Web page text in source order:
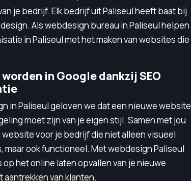
je bedrijf. Elk bedrijf uit Paliseul heeft baat bij
Als webdesign bureau in Paliseul helpen
in Paliseul met het maken van websites die
in Google dankzij SEO
in Paliseul geloven we dat een nieuwe website
moet zijn van je eigen stijl. Samen met jou
website voor je bedrijf die niet alleen visueel
maar ook functioneel. Met webdesign Paliseul
het online laten opvallen van je nieuwe
van klanten.